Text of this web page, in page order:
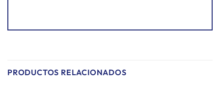
PRODUCTOS RELACIONADOS